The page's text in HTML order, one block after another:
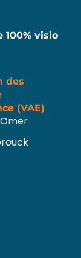
100% visio
des
(VAE)